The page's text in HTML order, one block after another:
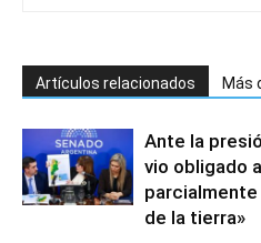
Artículos relacionados Más
Ante la
vio obligado
de la tierra»